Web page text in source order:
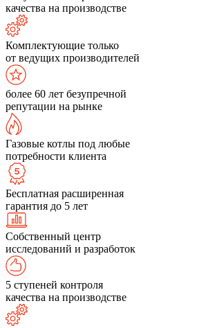
качества на производстве
Комплектующие только
от ведущих производителей
более 60 лет безупречной
репутации на рынке
Газовые котлы под любые
потребности клиента
Бесплатная расширенная
гарантия до 5 лет
Собственный центр
исследований и разработок
5 ступеней контроля
качества на производстве